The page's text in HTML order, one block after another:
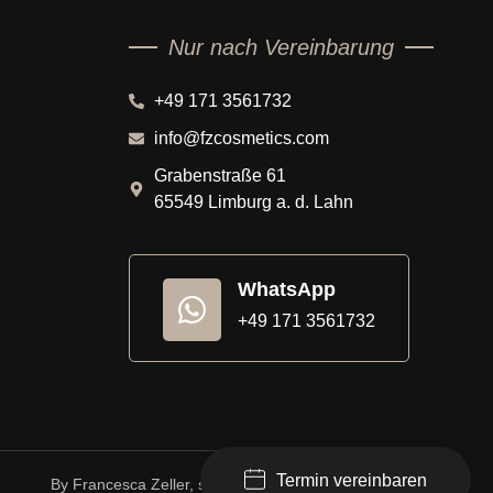
Nur nach Vereinbarung
+49 171 3561732
info@fzcosmetics.com
Grabenstraße 61
65549 Limburg a. d. Lahn
WhatsApp
+49 171 3561732
By Francesca Zeller, staatlich anerkannte Kosmetikerin
Termin vereinbaren